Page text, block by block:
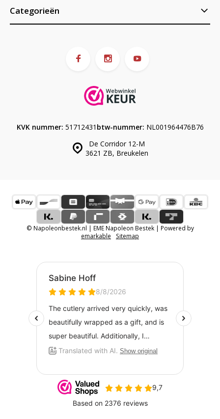
Categorieën
De Corridor 12-M
3621 ZB, Breukelen
KVK nummer: 51712431 btw-nummer: NL001964476B76
© Napoleonbestek.nl | EME Napoleon Bestek | Powered by
emarkable
Sitemap